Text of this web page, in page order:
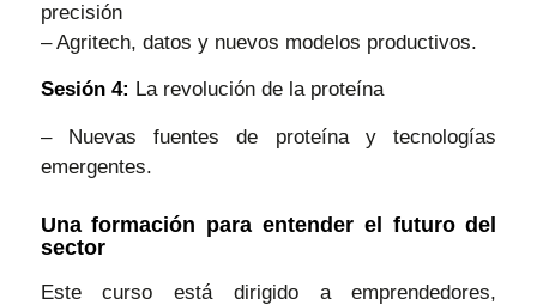
precisión
– Agritech, datos y nuevos modelos productivos.
Sesión 4: La revolución de la proteína
– Nuevas fuentes de proteína y tecnologías
emergentes.
Una formación para entender el futuro del
sector
Este curso está dirigido a emprendedores,